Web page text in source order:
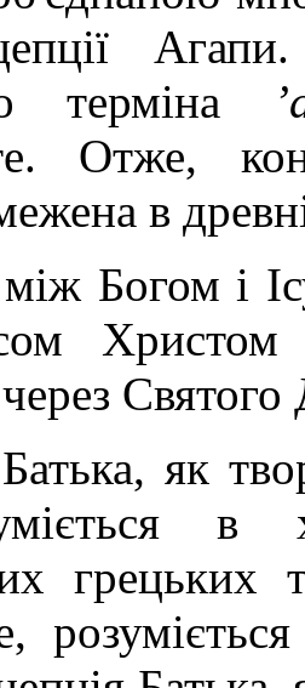
терміна
Отже,
в
Богом і
як
в
грецьких